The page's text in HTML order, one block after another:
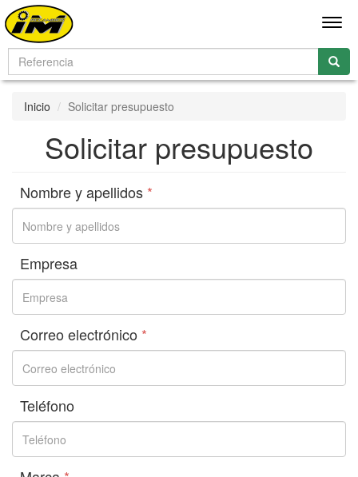
Inicio Solicitar presupuesto
Solicitar presupuesto
Nombre y apellidos *
Empresa
Correo electrónico *
Teléfono